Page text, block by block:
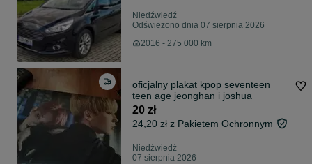
Niedźwiedź
Odświeżono dnia 07 sierpnia 2026
2016 - 275 000 km
oficjalny plakat kpop seventeen
teen age jeonghan i joshua
20 zł
24,20 zł z Pakietem Ochronnym
Niedźwiedź
07 sierpnia 2026